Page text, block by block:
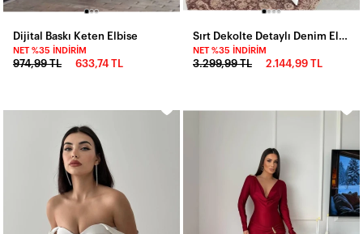
Dijital Baskı Keten Elbise
NET %35 İNDIRIM
974,99 TL 633,74 TL
NET %35 İNDIRIM
3.299,99 TL 2.144,99 TL